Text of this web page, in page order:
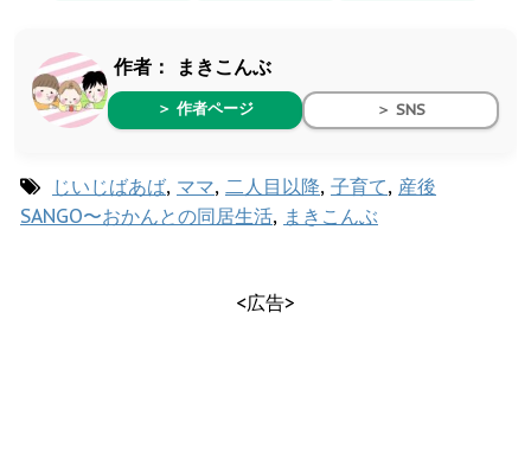
作者： まきこんぶ
＞ 作者ページ ＞ SNS
じいじばあば, ママ, 二人目以降, 子育て, 産後
SANGO〜おかんとの同居生活, まきこんぶ
<広告>